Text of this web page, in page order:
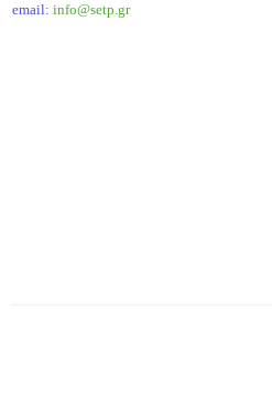
email: info@setp.gr